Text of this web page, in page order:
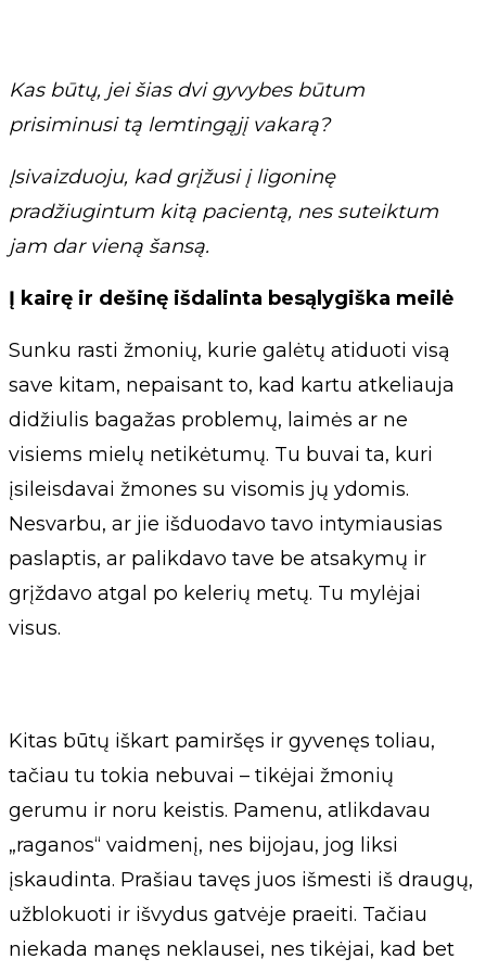
Kas būtų, jei šias dvi gyvybes būtum
prisiminusi tą lemtingąjį vakarą?
Įsivaizduoju, kad grįžusi į ligoninę
pradžiugintum kitą pacientą, nes suteiktum
jam dar vieną šansą.
Į kairę ir dešinę išdalinta besąlygiška meilė
Sunku rasti žmonių, kurie galėtų atiduoti visą
save kitam, nepaisant to, kad kartu atkeliauja
didžiulis bagažas problemų, laimės ar ne
visiems mielų netikėtumų. Tu buvai ta, kuri
įsileisdavai žmones su visomis jų ydomis.
Nesvarbu, ar jie išduodavo tavo intymiausias
paslaptis, ar palikdavo tave be atsakymų ir
grįždavo atgal po kelerių metų. Tu mylėjai
visus.
Kitas būtų iškart pamiršęs ir gyvenęs toliau,
tačiau tu tokia nebuvai – tikėjai žmonių
gerumu ir noru keistis. Pamenu, atlikdavau
„raganos“ vaidmenį, nes bijojau, jog liksi
įskaudinta. Prašiau tavęs juos išmesti iš draugų,
užblokuoti ir išvydus gatvėje praeiti. Tačiau
niekada manęs neklausei, nes tikėjai, kad bet